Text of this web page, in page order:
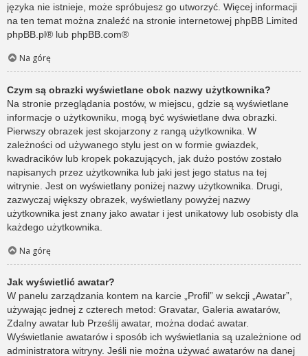
języka nie istnieje, może spróbujesz go utworzyć. Więcej informacji
na ten temat można znaleźć na stronie internetowej phpBB Limited
phpBB.pl® lub phpBB.com®
Na górę
Czym są obrazki wyświetlane obok nazwy użytkownika?
Na stronie przeglądania postów, w miejscu, gdzie są wyświetlane
informacje o użytkowniku, mogą być wyświetlane dwa obrazki.
Pierwszy obrazek jest skojarzony z rangą użytkownika. W
zależności od używanego stylu jest on w formie gwiazdek,
kwadracików lub kropek pokazujących, jak dużo postów zostało
napisanych przez użytkownika lub jaki jest jego status na tej
witrynie. Jest on wyświetlany poniżej nazwy użytkownika. Drugi,
zazwyczaj większy obrazek, wyświetlany powyżej nazwy
użytkownika jest znany jako awatar i jest unikatowy lub osobisty dla
każdego użytkownika.
Na górę
Jak wyświetlić awatar?
W panelu zarządzania kontem na karcie „Profil” w sekcji „Awatar”,
używając jednej z czterech metod: Gravatar, Galeria awatarów,
Zdalny awatar lub Prześlij awatar, można dodać awatar.
Wyświetlanie awatarów i sposób ich wyświetlania są uzależnione od
administratora witryny. Jeśli nie można używać awatarów na danej